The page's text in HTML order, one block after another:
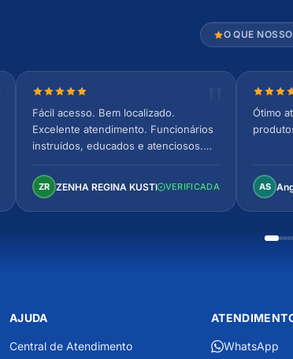
O QUE
Nota 5 de 5 estrelas
Fácil acesso. Bem localizado.
Excelente atendimento. Funcionários
instruídos, educados e atenciosos.
confortável. Perfeito!
ZR ZENHA REGINA KUSTERVERIFICADA
Nota
Ótimo
AS
AJUDA
Central de Atendimento WhatsApp